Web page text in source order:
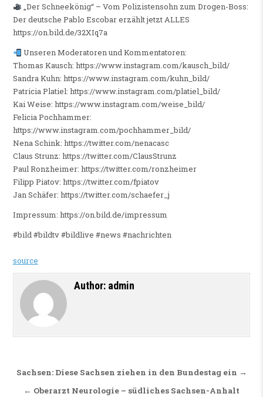
„Der Schneekönig“ – Vom Polizistensohn zum Drogen-Boss:
Der deutsche Pablo Escobar erzählt jetzt ALLES
https://on.bild.de/32XIq7a
Unseren Moderatoren und Kommentatoren:
Thomas Kausch: https://www.instagram.com/kausch_bild/
Sandra Kuhn: https://www.instagram.com/kuhn_bild/
Patricia Platiel: https://www.instagram.com/platiel_bild/
Kai Weise: https://www.instagram.com/weise_bild/
Felicia Pochhammer:
https://www.instagram.com/pochhammer_bild/
Nena Schink: https://twitter.com/nenacasc
Claus Strunz: https://twitter.com/ClausStrunz
Paul Ronzheimer: https://twitter.com/ronzheimer
Filipp Piatov: https://twitter.com/fpiatov
Jan Schäfer: https://twitter.com/schaefer_j
Impressum: https://on.bild.de/impressum
#bild #bildtv #bildlive #news #nachrichten
source
Author: admin
Beitragsnavigation
Sachsen: Diese Sachsen ziehen in den Bundestag ein →
← Oberarzt Neurologie – südliches Sachsen-Anhalt